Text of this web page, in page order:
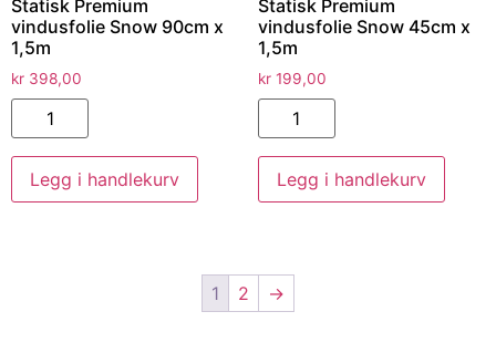
Statisk Premium
vindusfolie Snow 90cm x
1,5m
kr 398,00
Legg i handlekurv
Statisk Premium
vindusfolie Snow 45cm x
1,5m
kr199,00
Legg i handlekurv
1 2 →